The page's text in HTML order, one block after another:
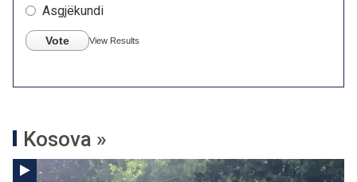
Asgjëkundi
Vote View Results
Kosova »